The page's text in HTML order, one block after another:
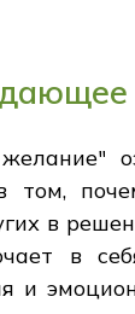
том,
в
в
и